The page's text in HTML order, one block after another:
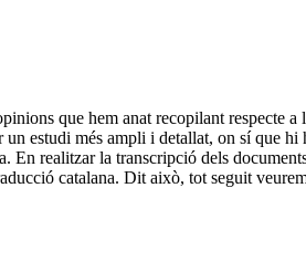
que hem anat recopilant respecte a
estudi més ampli i detallat, on sí que
realitzar la transcripció dels
catalana. Dit això, tot seguit